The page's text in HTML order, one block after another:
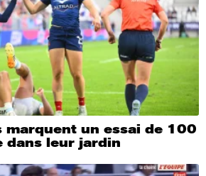
marquent un essai de 100
dans leur jardin